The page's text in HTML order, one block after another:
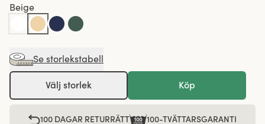
Beige
Se storlekstabell
Välj storlek Köp
100 DAGAR RETURRÄTT 100-TVÄTTARSGARANTI